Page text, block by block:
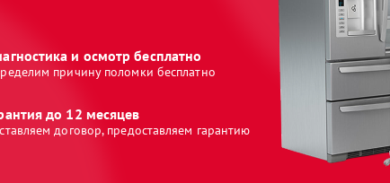
и осмотр бесплатно
причину поломки бесплатно
до 12 месяцев
договор, предоставляем гарантию